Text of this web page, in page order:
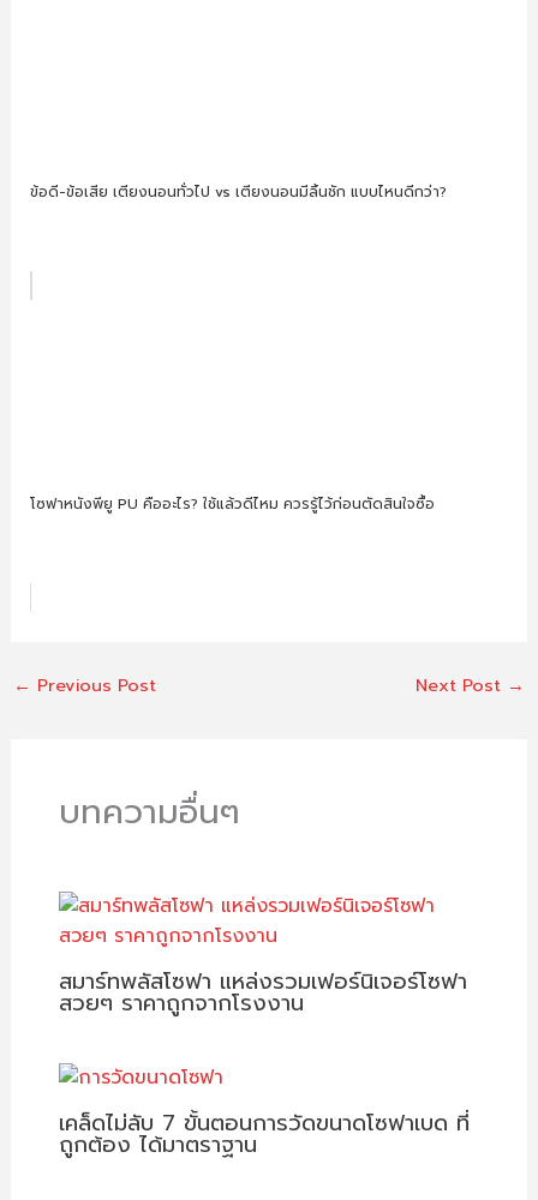
ข้อดี-ข้อเสีย เตียงนอนทั่วไป vs เตียงนอนมีลิ้นชัก แบบไหนดีกว่า?
โซฟาหนังพียู PU คืออะไร? ใช้แล้วดีไหม ควรรู้ไว้ก่อนตัดสินใจซื้อ
← Previous Post Next Post →
บทความอื่นๆ
สมาร์ทพลัสโซฟา แหล่งรวมเฟอร์นิเจอร์โซฟา
สวยๆ ราคาถูกจากโรงงาน
เคล็ดไม่ลับ 7 ขั้นตอนการวัดขนาดโซฟาเบด ที่
ถูกต้อง ได้มาตราฐาน